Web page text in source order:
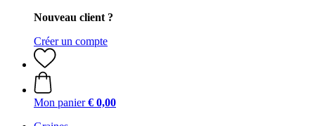
Nouveau client ?
Créer un compte
Mon panier € 0,00